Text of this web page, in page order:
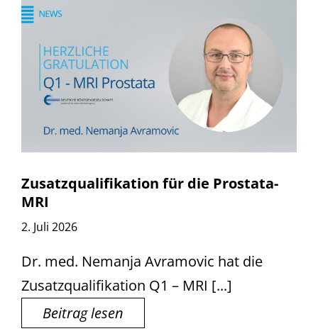
Zusatzqualifikation für die Prostata-
MRI
2. Juli 2026
Dr. med. Nemanja Avramovic hat die
Zusatzqualifikation Q1 – MRI [...]
Beitrag lesen